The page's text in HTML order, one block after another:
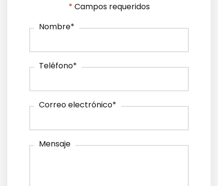
* Campos requeridos
Nombre*
Teléfono*
Correo electrónico*
Mensaje